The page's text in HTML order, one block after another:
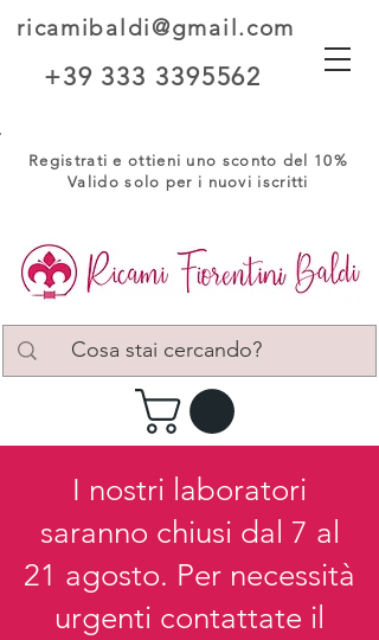
ricamibaldi@gmail.com
+39 333 3395562
Registrati e ottieni uno sconto del 10%
Valido solo per i nuovi iscritti
I nostri laboratori
saranno chiusi dal 7 al
21 agosto. Per necessità
urgenti contattate il